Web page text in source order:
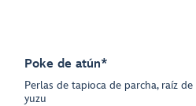
Poke de atún*
Perlas de tapioca de parcha, raíz
yuzu